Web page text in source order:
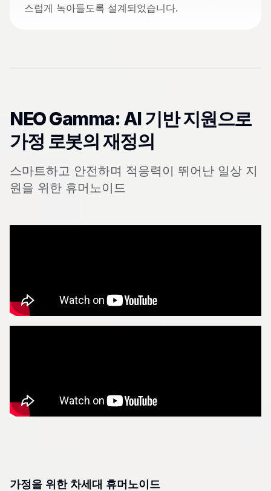
스럽게 녹아들도록 설계되었습니다.
NEO Gamma: AI 기반 지원으로
가정 로봇의 재정의
스마트하고 안전하며 적응력이 뛰어난 일상 지
원을 위한 휴머노이드
가정을 위한 차세대 휴머노이드